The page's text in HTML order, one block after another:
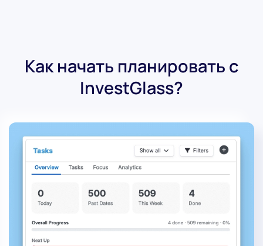
Как начать планировать с
InvestGlass?